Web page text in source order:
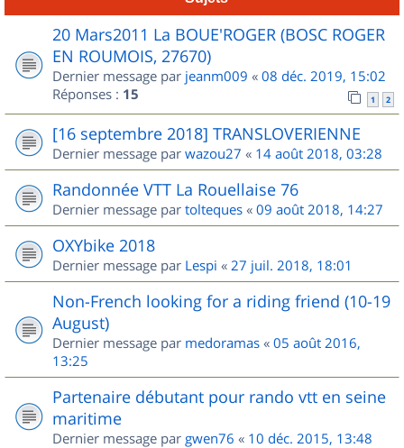
20 Mars2011 La BOUE'ROGER (BOSC ROGER
EN ROUMOIS, 27670)
Dernier message par jeanm009 « 08 déc. 2019, 15:02
Réponses : 15 1 2
[16 septembre 2018] TRANSLOVERIENNE
Dernier message par wazou27 « 14 août 2018, 03:28
Randonnée VTT La Rouellaise 76
Dernier message par tolteques « 09 août 2018, 14:27
OXYbike 2018
Dernier message par Lespi « 27 juil. 2018, 18:01
Non-French looking for a riding friend (10-19
August)
Dernier message par medoramas « 05 août 2016,
13:25
Partenaire débutant pour rando vtt en seine
maritime
Dernier message par gwen76 « 10 déc. 2015, 13:48